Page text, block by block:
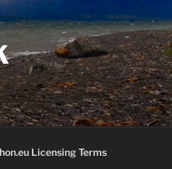
Licensing Terms